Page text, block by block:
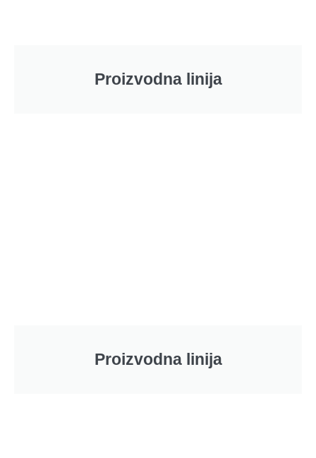
Proizvodna linija
Proizvodna linija